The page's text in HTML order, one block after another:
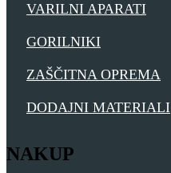
VARILNI APARATI
GORILNIKI
ZAŠČITNA OPREMA
DODAJNI MATERIALI
NAKUP